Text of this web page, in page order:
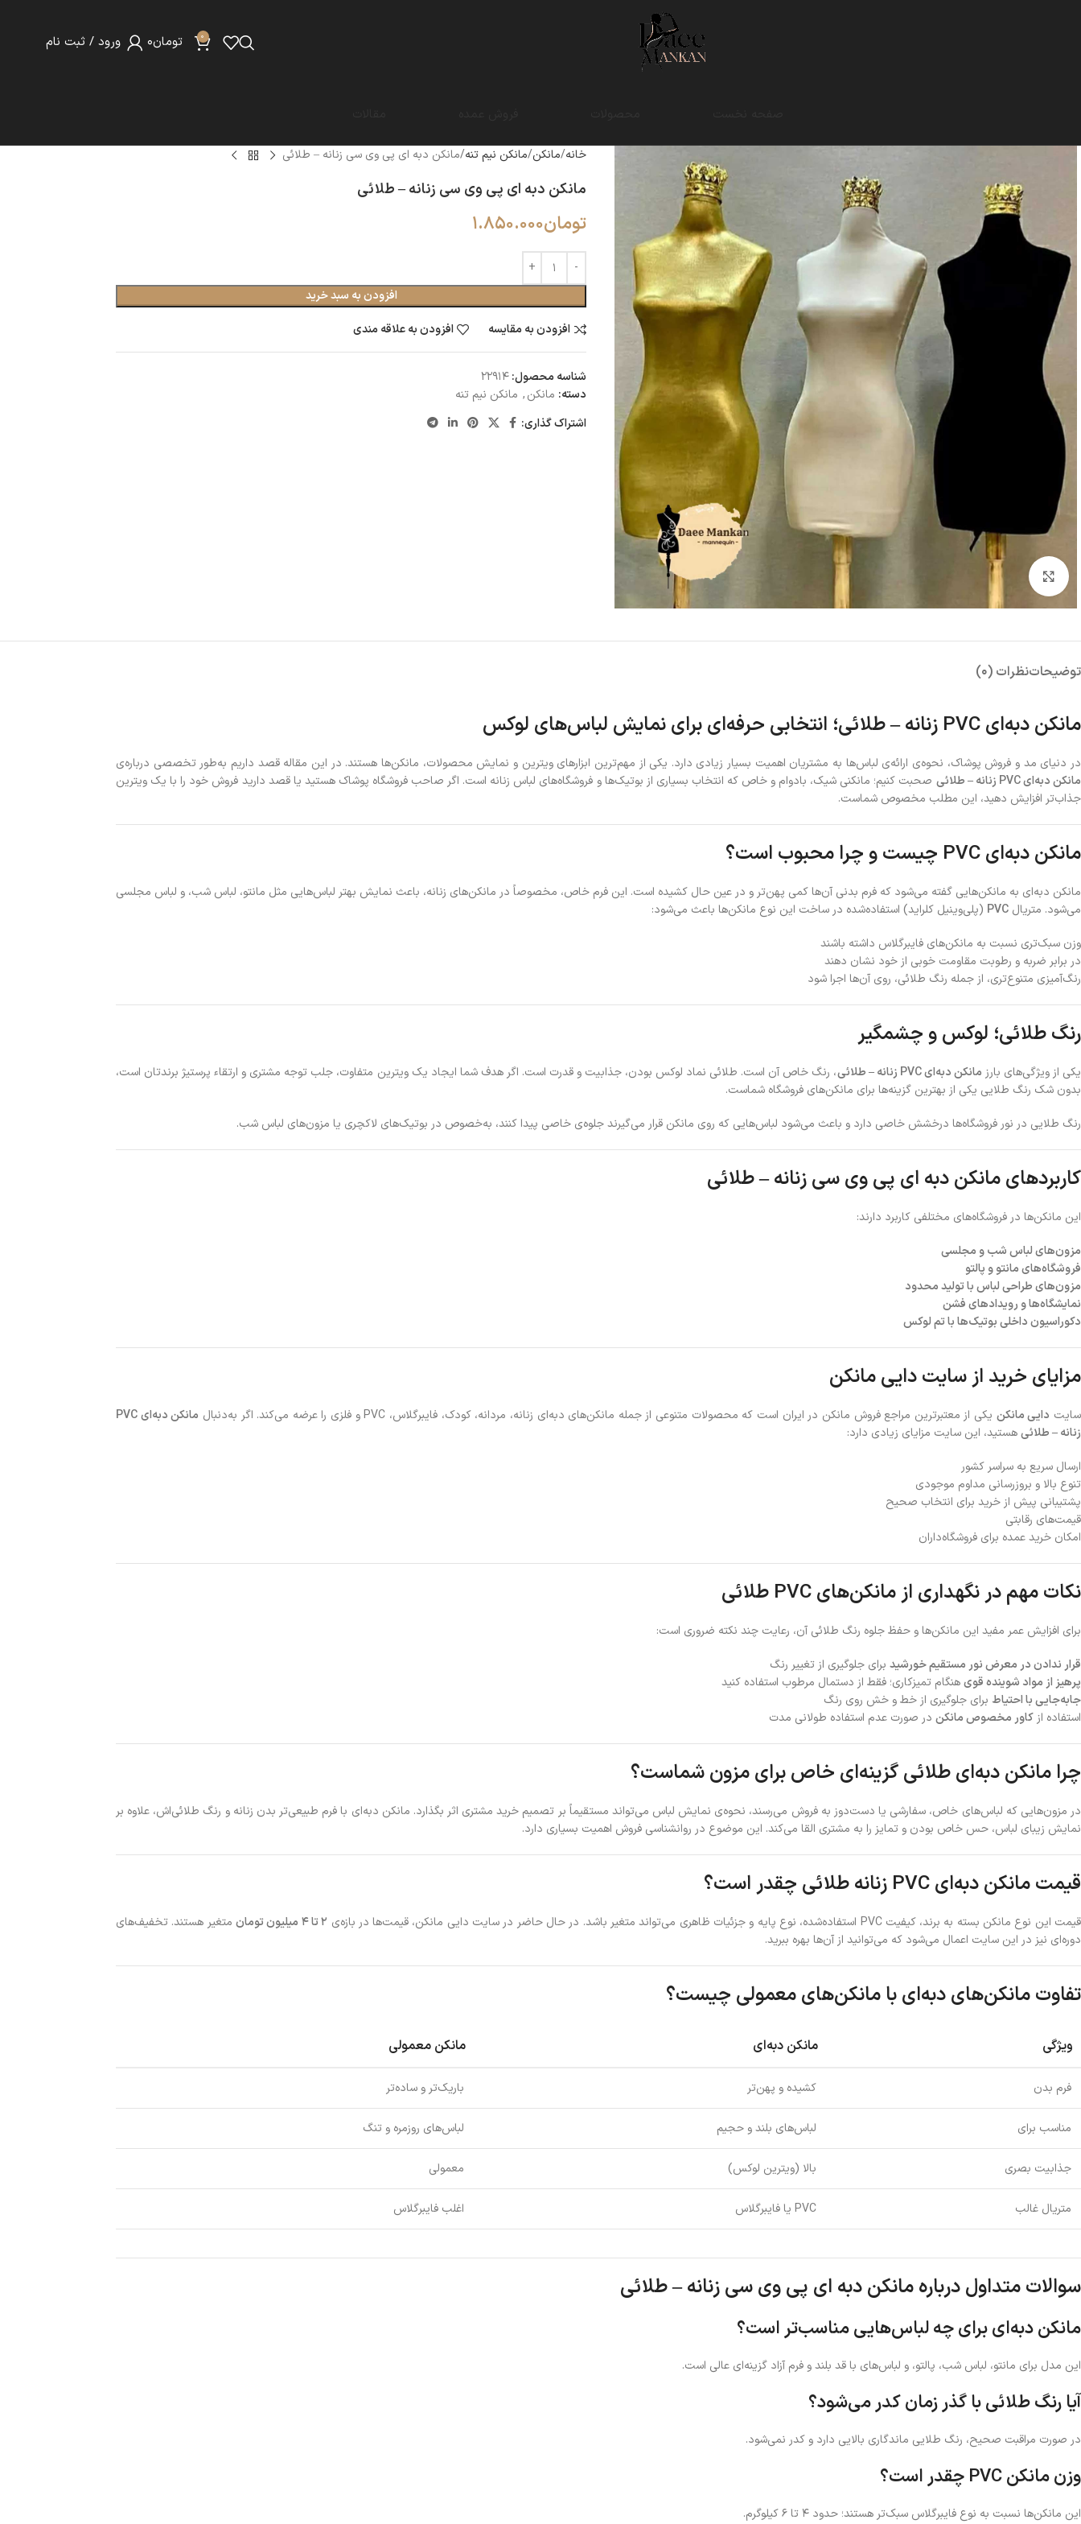
0 تومان0 ورود / ثبت نام
بزرگنمایی تصویر
خانه مانکن مانکن نیم تنه مانکن دبه ای پی وی سی زنانه – طلائی
مانکن دبه ای پی وی سی زنانه – طلائی
تومان1.850.000
افزودن به سبد خرید
افزودن به مقایسه
افزودن به علاقه مندی
شناسه محصول:22914
دسته: مانکن, مانکن نیم تنه
اشتراک گذاری:
توضیحاتنظرات (0)
مانکن دبه‌ای PVC زنانه – طلائی؛ انتخابی حرفه‌ای برای نمایش لباس‌های لوکس
در دنیای مد و فروش پوشاک، نحوه‌ی ارائه‌ی لباس‌ها به مشتریان اهمیت بسیار زیادی دارد. یکی از مهم‌ترین ابزارهای ویترین و نمایش محصولات، مانکن‌ها هستند. در این مقاله قصد داریم به‌طور تخصصی درباره‌ی
مانکن دبه‌ای PVC زنانه – طلائی
صحبت کنیم؛ مانکنی شیک، بادوام و خاص که انتخاب بسیاری از بوتیک‌ها و فروشگاه‌های لباس زنانه است. اگر صاحب فروشگاه پوشاک هستید یا قصد دارید فروش خود را با یک ویترین
جذاب‌تر افزایش دهید، این مطلب مخصوص شماست.
مانکن دبه‌ای PVC چیست و چرا محبوب است؟
مانکن دبه‌ای به مانکن‌هایی گفته می‌شود که فرم بدنی آن‌ها کمی پهن‌تر و در عین حال کشیده است. این فرم خاص، مخصوصاً در مانکن‌های زنانه، باعث نمایش بهتر لباس‌هایی مثل مانتو، لباس شب، و لباس مجلسی
می‌شود. متریال PVC (پلی‌وینیل کلراید) استفاده‌شده در ساخت این نوع مانکن‌ها باعث می‌شود:
وزن سبک‌تری نسبت به مانکن‌های فایبرگلاس داشته باشند
در برابر ضربه و رطوبت مقاومت خوبی از خود نشان دهند
رنگ‌آمیزی متنوع‌تری، از جمله رنگ طلائی، روی آن‌ها اجرا شود
رنگ طلائی؛ لوکس و چشمگیر
یکی از ویژگی‌های بارز مانکن دبه‌ای PVC زنانه – طلائی
، رنگ خاص آن است. طلائی نماد لوکس بودن، جذابیت و قدرت است. اگر هدف شما ایجاد یک ویترین متفاوت، جلب توجه مشتری و ارتقاء پرستیژ برندتان است،
بدون شک رنگ طلایی یکی از بهترین گزینه‌ها برای مانکن‌های فروشگاه شماست.
رنگ طلایی در نور فروشگاه‌ها درخشش خاصی دارد و باعث می‌شود لباس‌هایی که روی مانکن قرار می‌گیرند جلوه‌ی خاصی پیدا کنند، به‌خصوص در بوتیک‌های لاکچری یا مزون‌های لباس شب.
کاربردهای مانکن دبه ای پی وی سی زنانه – طلائی
این مانکن‌ها در فروشگاه‌های مختلفی کاربرد دارند:
مزون‌های لباس شب و مجلسی
فروشگاه‌های مانتو و پالتو
مزون‌های طراحی لباس با تولید محدود
نمایشگاه‌ها و رویدادهای فشن
دکوراسیون داخلی بوتیک‌ها با تم لوکس
مزایای خرید از سایت دایی مانکن
سایت دایی مانکن یکی از معتبرترین مراجع فروش مانکن در ایران است که محصولات متنوعی از جمله مانکن‌های دبه‌ای زنانه، مردانه، کودک، فایبرگلاس، PVC و فلزی را عرضه می‌کند. اگر به‌دنبال
مانکن دبه‌ای PVC
زنانه – طلائیهستید، این سایت مزایای زیادی دارد:
ارسال سریع به سراسر کشور
تنوع بالا و بروزرسانی مداوم موجودی
پشتیبانی پیش از خرید برای انتخاب صحیح
قیمت‌های رقابتی
امکان خرید عمده برای فروشگاه‌داران
نکات مهم در نگهداری از مانکن‌های PVC طلائی
برای افزایش عمر مفید این مانکن‌ها و حفظ جلوه رنگ طلائی آن، رعایت چند نکته ضروری است:
قرار ندادن در معرض نور مستقیم خورشید برای جلوگیری از تغییر رنگ
پرهیز از مواد شوینده قویهنگام تمیزکاری؛ فقط از دستمال مرطوب استفاده کنید
جابه‌جایی با احتیاط برای جلوگیری از خط و خش روی رنگ
استفاده از کاور مخصوص مانکن در صورت عدم استفاده طولانی مدت
چرا مانکن دبه‌ای طلائی گزینه‌ای خاص برای مزون شماست؟
در مزون‌هایی که لباس‌های خاص، سفارشی یا دست‌دوز به فروش می‌رسند، نحوه‌ی نمایش لباس می‌تواند مستقیماً بر تصمیم خرید مشتری اثر بگذارد. مانکن دبه‌ای با فرم طبیعی‌تر بدن زنانه و رنگ طلائی‌اش، علاوه بر
نمایش زیبای لباس، حس خاص بودن و تمایز را به مشتری القا می‌کند. این موضوع در روانشناسی فروش اهمیت بسیاری دارد.
قیمت مانکن دبه‌ای PVC زنانه طلائی چقدر است؟
قیمت این نوع مانکن بسته به برند، کیفیت PVC استفاده‌شده، نوع پایه و جزئیات ظاهری می‌تواند متغیر باشد. در حال حاضر در سایت دایی مانکن، قیمت‌ها در بازه‌ی ۲ تا ۴ میلیون تومان
متغیر هستند. تخفیف‌های
دوره‌ای نیز در این سایت اعمال می‌شود که می‌توانید از آن‌ها بهره ببرید.
تفاوت مانکن‌های دبه‌ای با مانکن‌های معمولی چیست؟
ویژگی مانکن دبه‌ای مانکن معمولی
فرم بدن کشیده و پهن‌تر باریک‌تر و ساده‌تر
مناسب برای لباس‌های بلند و حجیم لباس‌های روزمره و تنگ
جذابیت بصری بالا (ویترین لوکس) معمولی
متریال غالب PVC یا فایبرگلاس اغلب فایبرگلاس
سوالات متداول درباره مانکن دبه ای پی وی سی زنانه – طلائی
مانکن دبه‌ای برای چه لباس‌هایی مناسب‌تر است؟
این مدل برای مانتو، لباس شب، پالتو، و لباس‌های با قد بلند و فرم آزاد گزینه‌ای عالی است.
آیا رنگ طلائی با گذر زمان کدر می‌شود؟
در صورت مراقبت صحیح، رنگ طلایی ماندگاری بالایی دارد و کدر نمی‌شود.
وزن مانکن PVC چقدر است؟
این مانکن‌ها نسبت به نوع فایبرگلاس سبک‌تر هستند؛ حدود ۴ تا ۶ کیلوگرم.